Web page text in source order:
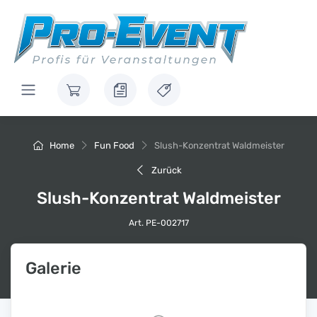
Home Fun Food Slush-Konzentrat Waldmeister
Zurück
Slush-Konzentrat Waldmeister
Art. PE-002717
Galerie